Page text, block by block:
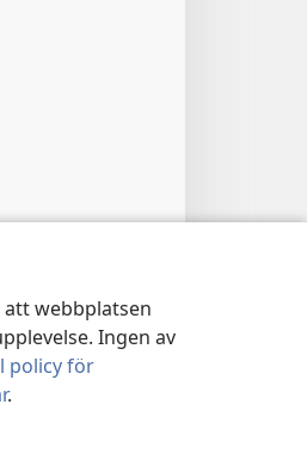
att webbplatsen
Ingen av
policy för
.